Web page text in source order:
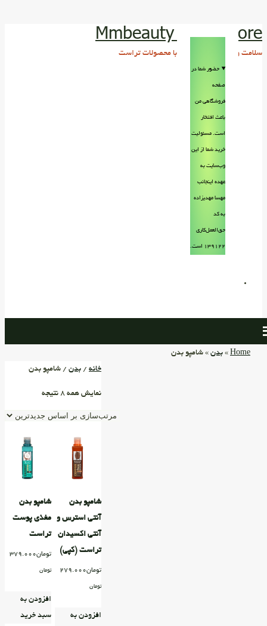
Mmbeauty Trust store
سلامت و زیبایی پوست و مو با محصولات تراست
حضور شما در
صفحه
فروشگاهی من
باعث افتخار
است. مسئولیت
خرید شما از این
وب‌سایت به
عهده اینجانب
مهسا مهدیزاده
به کد
حق‌العمل‌کاری
۱۳۹۱۲۲ است.
Home
» بدن » شامپو بدن
خانه / بدن / شامپو بدن
نمایش همه 8 نتیجه
شامپو بدن
آنتی استرس و
آنتی اکسیدان
تراست (کپی)
تومان279.000
تومان
افزودن به
شامپو بدن
مغذی پوست
تراست
تومان379.000
تومان
افزودن به
سبد خرید